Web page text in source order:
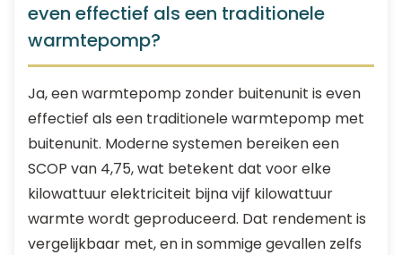
even effectief als een traditionele
warmtepomp?
Ja, een warmtepomp zonder buitenunit is even
effectief als een traditionele warmtepomp met
buitenunit. Moderne systemen bereiken een
SCOP van 4,75, wat betekent dat voor elke
kilowattuur elektriciteit bijna vijf kilowattuur
warmte wordt geproduceerd. Dat rendement is
vergelijkbaar met, en in sommige gevallen zelfs